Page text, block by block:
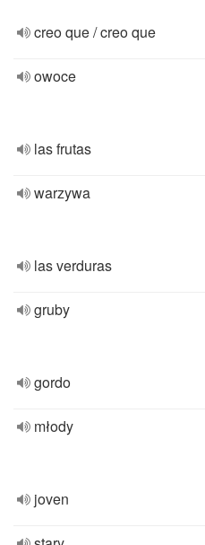
creo que / creo que
owoce
las frutas
warzywa
las verduras
gruby
gordo
młody
joven